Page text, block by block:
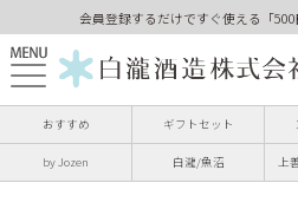
会員登録するだけですぐ使える「
おすすめ ギフトセット
by Jozen 白瀧/魚沼 上